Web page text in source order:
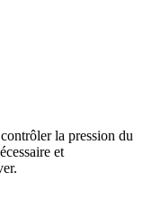
la pression du
et